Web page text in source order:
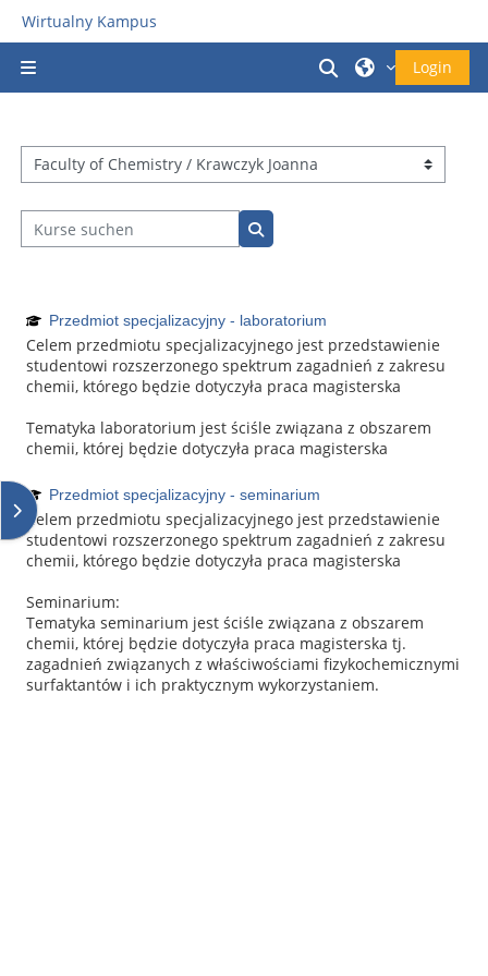
Zum Hauptinhalt
Wirtualny Kampus
Sucheingabe
Login
Blockleiste öffnen
Kursbereiche
Kurse suchen
Kurse suchen
Przedmiot specjalizacyjny - laboratorium
Celem przedmiotu specjalizacyjnego jest przedstawienie
studentowi rozszerzonego spektrum zagadnień z zakresu
chemii, którego będzie dotyczyła praca magisterska
Tematyka laboratorium jest ściśle związana z obszarem
chemii, której będzie dotyczyła praca magisterska
Przedmiot specjalizacyjny - seminarium
Celem przedmiotu specjalizacyjnego jest przedstawienie
studentowi rozszerzonego spektrum zagadnień z zakresu
chemii, którego będzie dotyczyła praca magisterska
Seminarium:
Tematyka seminarium jest ściśle związana z obszarem
chemii, której będzie dotyczyła praca magisterska tj.
zagadnień związanych z właściwościami fizykochemicznymi
surfaktantów i ich praktycznym wykorzystaniem.